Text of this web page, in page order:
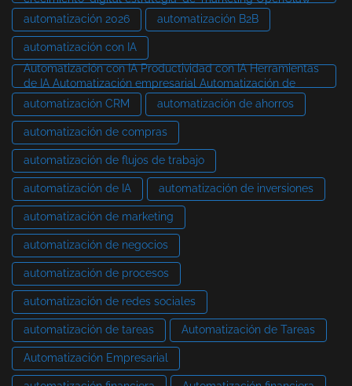
automatización 2026
automatización B2B
automatización con IA
Automatización con IA Productividad con IA Herramientas
de IA Automatización empresarial Automatización de
automatización CRM
automatización de ahorros
automatización de compras
automatización de flujos de trabajo
automatización de IA automatización de inversiones
automatización de marketing
automatización de negocios
automatización de procesos
automatización de redes sociales
automatización de tareas Automatización de Tareas
Automatización Empresarial